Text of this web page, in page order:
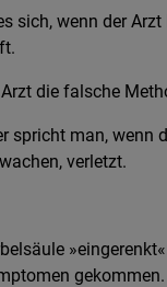
sich, wenn der
die falsche
man, wenn
verletzt.